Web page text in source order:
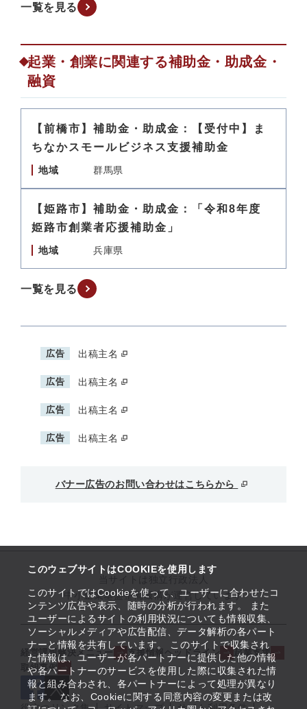
このウェブサイトはCOOKIEを使用します
このサイトではCookieを使って、ユーザーに合わせたコ
ンテンツ広告や表示、随時の分析が行われます。 また
ユーザーによるサイトの利用状況についても情報収集、
ソーシャルメディアや広告配信、データ解析の各パート
ナーと情報を共有しています。 このサイトで収集され
た情報は、ユーザーが各パートナーに提供した他の情報
や各パートナーのサービスを使用した際に収集された情
報と組み合わされ、各パートナーによって処理が異なり
ます。 なお、Cookieに関する同意内容の変更または改
一覧を見る
起業・創業に関連する補助金・助成金・
融資
【前橋市】補助金・助成金：【受付中】ま
ちなかスモールビジネス支援補助金
地域 群馬県
【姫路市】補助金・助成金：「令和8年度
姫路市創業者応援補助金」
地域 兵庫県
一覧を見る
広告 出稿主名
広告 出稿主名
広告 出稿主名
広告 出稿主名
バナー広告のお問い合わせはこちらから
中小企業基盤整備機構が運営しています
経営課題解決メニュー 支援情報ヘッドライン
起業支援
取組事例